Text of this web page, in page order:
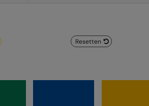
Resetten